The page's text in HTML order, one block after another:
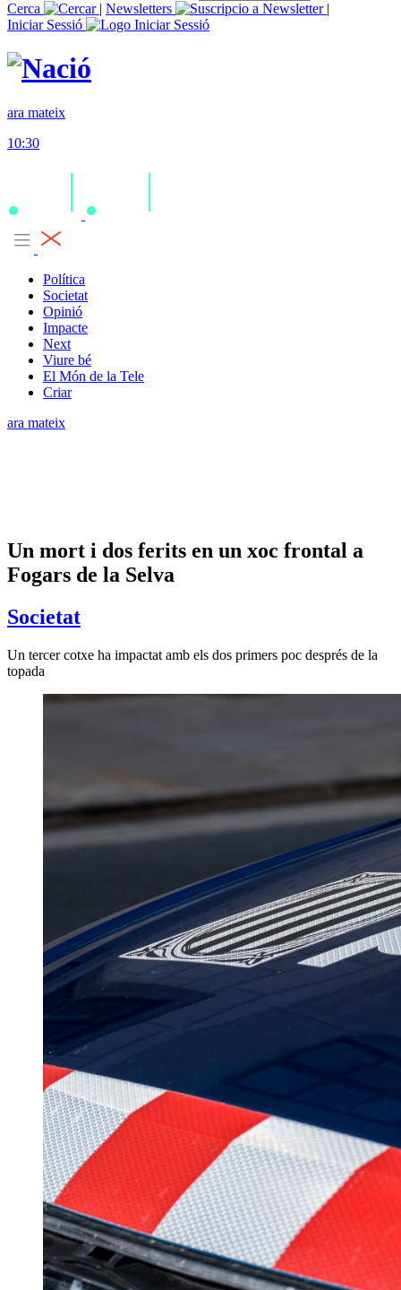
Cerca
| Newsletters
|
Iniciar Sessió
ara mateix
10:30
Política
Societat
Opinió
Impacte
Next
Viure bé
El Món de la Tele
Criar
ara mateix
Un mort i dos ferits en un xoc frontal a
Fogars de la Selva
Societat
Un tercer cotxe ha impactat amb els dos primers poc després de la
topada